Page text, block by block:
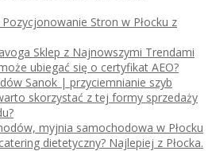
Stron w Płocku z
Sklep z Najnowszymi Trendami
ubiegać się o certyfikat AEO?
Sanok | przyciemnianie szyb
skorzystać z tej formy sprzedaży
myjnia samochodowa w Płocku
dietetyczny? Najlepiej z Płocka.